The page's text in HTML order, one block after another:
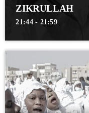
ZIKRULLAH
21:44 - 21:59